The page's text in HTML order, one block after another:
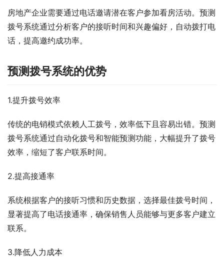
房地产企业需要通过电话邀请潜在客户参加看房活动。预测
拨号系统通过分析客户的接听时间和兴趣偏好，自动拨打电
话，提高邀约成功率。
预测拨号系统的优势
1.提升拨号效率
传统的电销模式依赖人工拨号，效率低下且容易出错。预测
拨号系统通过自动化拨号和智能预测功能，大幅提升了拨号
效率，缩短了客户联系时间。
2.提高接通率
系统根据客户的接听习惯和历史数据，选择最佳拨号时间，
显著提高了电话接通率，确保销售人员能够与更多客户建立
联系。
3.降低人力成本